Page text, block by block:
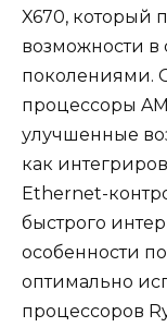
X670, который
возможности
поколениями.
процессоры
улучшенные
как
Ethernet-
быстрого
особенности
оптимально
процессоров